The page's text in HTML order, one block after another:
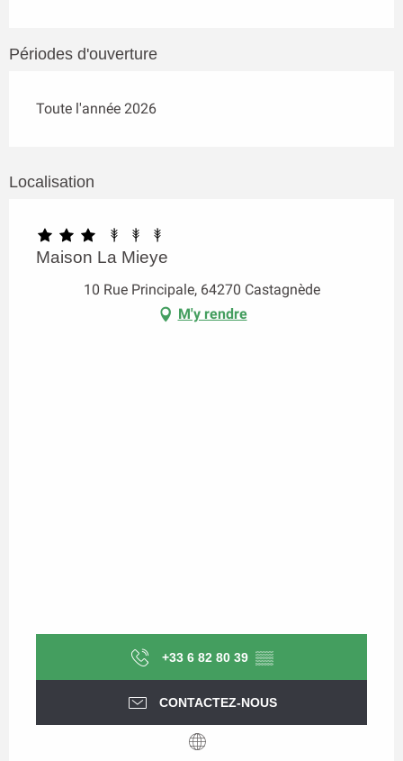
Périodes d'ouverture
Toute l'année 2026
Localisation
Maison La Mieye
10 Rue Principale, 64270 Castagnède
M'y rendre
+33 6 82 80 39 ▒▒
CONTACTEZ-NOUS